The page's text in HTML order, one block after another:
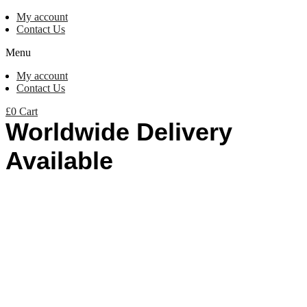
My account
Contact Us
Menu
My account
Contact Us
£0 Cart
Worldwide Delivery
Available